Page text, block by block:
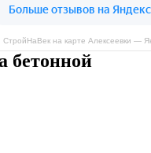
СтройНаВек на карте Алексеевки —
бетонной